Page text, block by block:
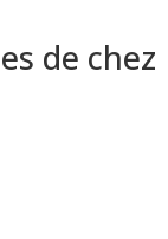
de chez